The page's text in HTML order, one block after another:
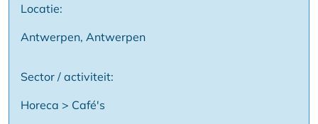
Locatie:
Antwerpen, Antwerpen
Sector / activiteit:
Horeca > Café's